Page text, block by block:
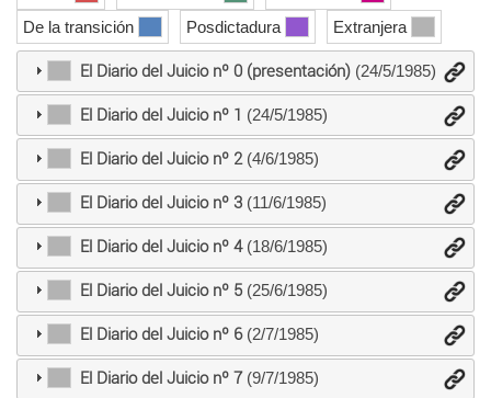
De la transición
Posdictadura Extranjera
El Diario del Juicio nº 0 (presentación)(24/5/1985)
El Diario del Juicio nº 1 (24/5/1985)
El Diario del Juicio nº 2(4/6/1985)
El Diario del Juicio nº 3(11/6/1985)
El Diario del Juicio nº 4(18/6/1985)
El Diario del Juicio nº 5(25/6/1985)
El Diario del Juicio nº 6(2/7/1985)
El Diario del Juicio nº 7(9/7/1985)